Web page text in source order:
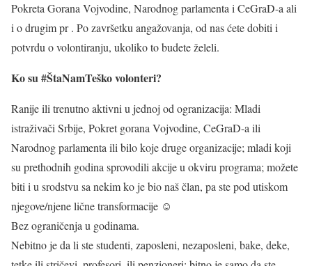
Pokreta Gorana Vojvodine, Narodnog parlamenta i CeGraD-a ali
i o drugim pr . Po završetku angažovanja, od nas ćete dobiti i
potvrdu o volontiranju, ukoliko to budete želeli.
Ko su #ŠtaNamTeško volonteri?
Ranije ili trenutno aktivni u jednoj od ogranizacija: Mladi
istraživači Srbije, Pokret gorana Vojvodine, CeGraD-a ili
Narodnog parlamenta ili bilo koje druge organizacije; mladi koji
su prethodnih godina sprovodili akcije u okviru programa; možete
biti i u srodstvu sa nekim ko je bio naš član, pa ste pod utiskom
njegove/njene lične transformacije ☺
Bez ograničenja u godinama.
Nebitno je da li ste studenti, zaposleni, nezaposleni, bake, deke,